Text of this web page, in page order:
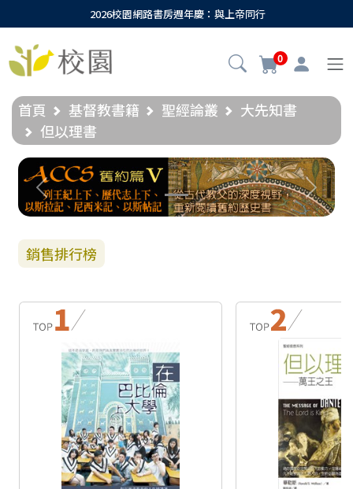
2026校園網路書房週年慶：與上帝同行
0
首頁 基督教書籍 聖經論叢
大先知書
但以理書
Previous Next
銷售排行榜